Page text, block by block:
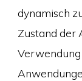
dynamisch
Zustand der